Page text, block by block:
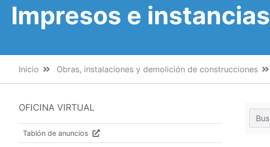
Impresos e instancias
Inicio Obras, instalaciones y demolición de construcciones
OFICINA VIRTUAL
Tablón de anuncios